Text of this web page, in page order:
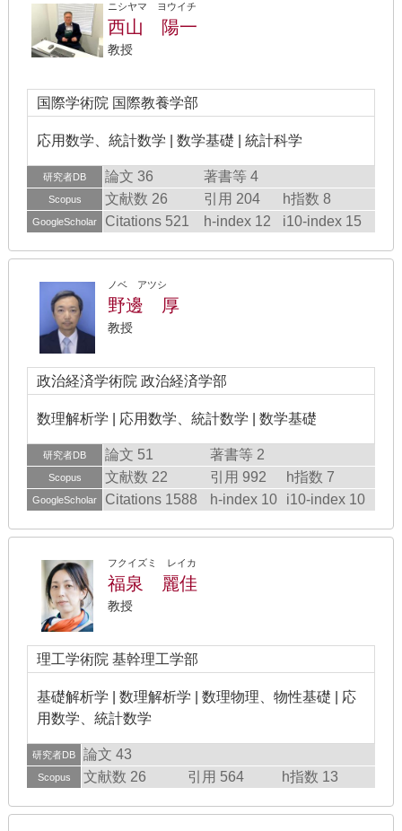
ニシヤマ ヨウイチ
西山 陽一
教授
国際学術院 国際教養学部
応用数学、統計数学 | 数学基礎 | 統計科学
研究者DB 論文 36 著書等 4
Scopus 文献数 26 引用 204 h指数 8
GoogleScholar Citations 521 h-index 12 i10-index 15
ノベ アツシ
野邊 厚
教授
政治経済学術院 政治経済学部
数理解析学 | 応用数学、統計数学 | 数学基礎
研究者DB 論文 51 著書等 2
Scopus 文献数 22 引用 992 h指数 7
GoogleScholar Citations 1588 h-index 10 i10-index 10
フクイズミ レイカ
福泉 麗佳
教授
理工学術院 基幹理工学部
基礎解析学 | 数理解析学 | 数理物理、物性基礎 | 応
用数学、統計数学
研究者DB 論文 43
Scopus 文献数 26 引用 564 h指数 13